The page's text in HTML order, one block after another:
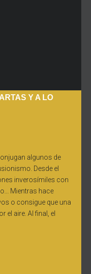
Y A LO
algunos de
Desde el
inverosímiles con
Mientras hace
o consigue que una
el aire. Al final, el